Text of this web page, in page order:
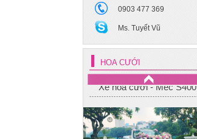
0903 477 369
Ms. Tuyết Vũ
HOA CƯỚI